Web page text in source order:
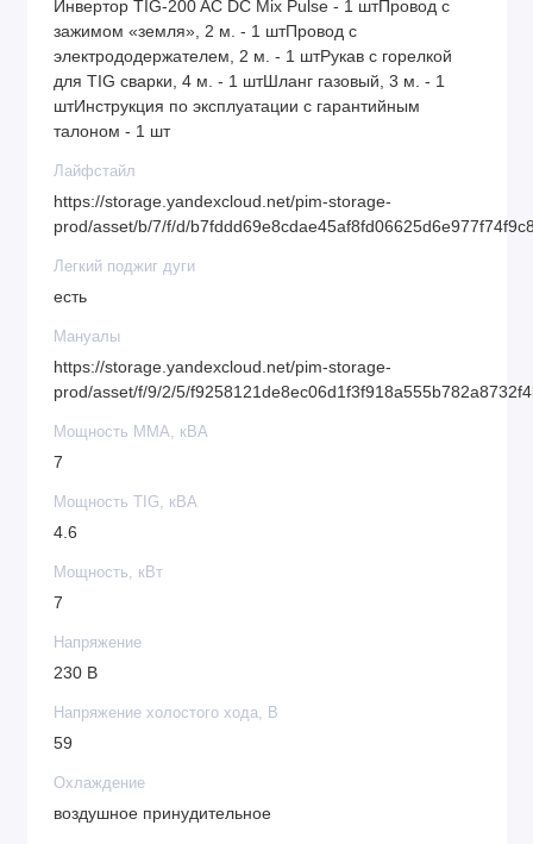
Хорошо подходит для сварки тонкого алюминия,
также обеспечивает лучшую очистку при анодном
окислении.,Гибкая настройка всех параметров
автоматизированного цикла сварки в широком
Инвертор TIG-200 AC DC Mix Pulse - 1 штПровод с
зажимом «земля», 2 м. - 1 штПровод с
электрододержателем, 2 м. - 1 штРукав с горелкой
для TIG сварки, 4 м. - 1 штШланг газовый, 3 м. - 1
штИнструкция по эксплуатации с гарантийным
талоном - 1 шт
Лайфстайл
https://storage.yandexcloud.net/pim-storage-
prod/asset/b/7/f/d/
Легкий поджиг дуги
есть
Мануалы
https://storage.yandexcloud.net/pim-storage-
prod/asset/f/9/2/5/
Мощность MMA, кВА
7
Мощность TIG, кВА
4.6
Мощность, кВт
7
Напряжение
230 В
Напряжение холостого хода, В
59
Охлаждение
воздушное принудительное